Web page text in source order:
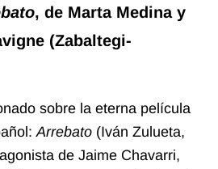
, de Marta Medina y
(Zabaltegi-
sobre la eterna película
Arrebato (Iván Zulueta,
de Jaime Chavarri,